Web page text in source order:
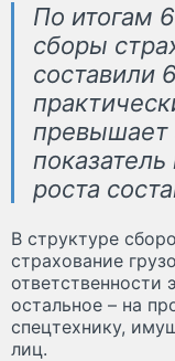
По итогам
сборы
составили
превышает
роста
В структуре
страхование
ответственности
остальное – на
спецтехнику,
лиц.